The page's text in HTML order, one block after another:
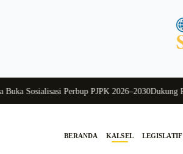
Perbup PJPK 2026–2030Dukung
BERANDA KALSEL